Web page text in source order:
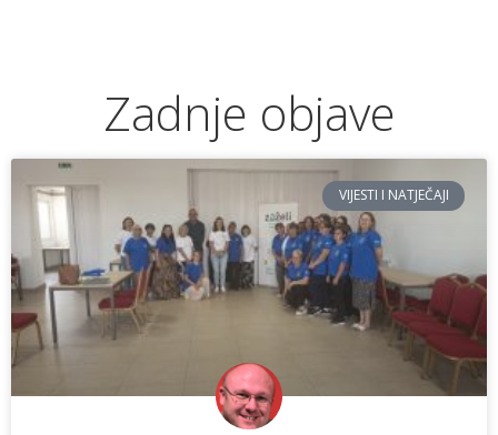
Zadnje objave
VIJESTI I NATJEČAJI